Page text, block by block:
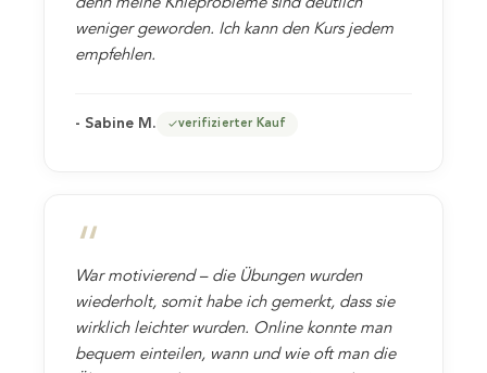
denn meine Knieprobleme sind deutlich
weniger geworden. Ich kann den Kurs jedem
empfehlen.
- Sabine M. verifizierter Kauf
“
War motivierend – die Übungen wurden
wiederholt, somit habe ich gemerkt, dass sie
wirklich leichter wurden. Online konnte man
bequem einteilen, wann und wie oft man die